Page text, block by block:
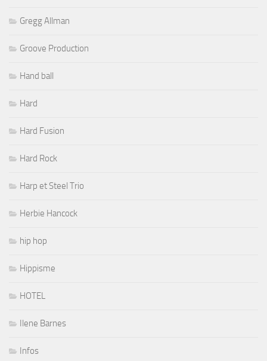
Gregg Allman
Groove Production
Hand ball
Hard
Hard Fusion
Hard Rock
Harp et Steel Trio
Herbie Hancock
hip hop
Hippisme
HOTEL
Ilene Barnes
Infos